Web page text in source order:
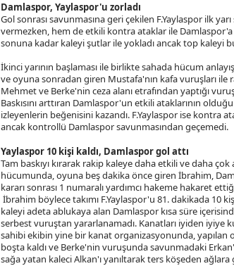
Damlaspor, Yaylaspor'u zorladı
Gol sonrası savunmasına geri çekilen F.Yaylaspor ilk
vermezken, hem de etkili kontra ataklar ile Damlaspor'a
sonuna kadar kaleyi şutlar ile yokladı ancak top kaleyi
İkinci yarının başlaması ile birlikte sahada hücum
ve oyuna sonradan giren Mustafa'nın kafa vuruşları
Mehmet ve Berke'nin ceza alanı etrafından yaptığı
Baskısını arttıran Damlaspor'un etkili ataklarının
izleyenlerin beğenisini kazandı. F.Yaylaspor ise kontra
ancak kontrollü Damlaspor savunmasından geçemedi.
Yaylaspor 10 kişi kaldı, Damlaspor gol attı
Tam baskıyı kırarak rakip kaleye daha etkili ve daha
hücumunda, oyuna beş dakika önce giren İbrahim,
kararı sonrası 1 numaralı yardımcı hakeme hakaret
İbrahim böylece takımı F.Yaylaspor'u 81. dakikada 10
kaleyi adeta ablukaya alan Damlaspor kısa süre
serbest vuruştan yararlanamadı. Kanatları iyiden iyiye
sahibi ekibin yine bir kanat organizasyonunda, yapılan
boşta kaldı ve Berke'nin vuruşunda savunmadaki
sağa yatan kaleci Alkan'ı yanıltarak ters köşeden ağlara